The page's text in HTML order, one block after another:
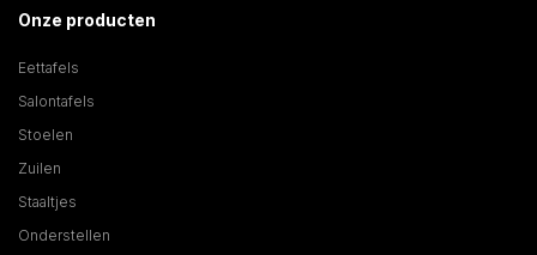
Onze producten
Eettafels
Salontafels
Stoelen
Zuilen
Staaltjes
Onderstellen